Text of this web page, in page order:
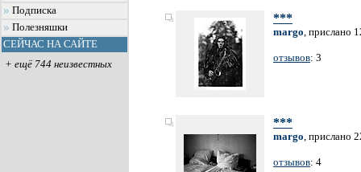
Подписка
Полезняшки
СЕЙЧАС НА САЙТЕ
+ ещё 744 неизвестных
***
margo, прислано
отзывов: 3
***
margo, прислано
отзывов: 4